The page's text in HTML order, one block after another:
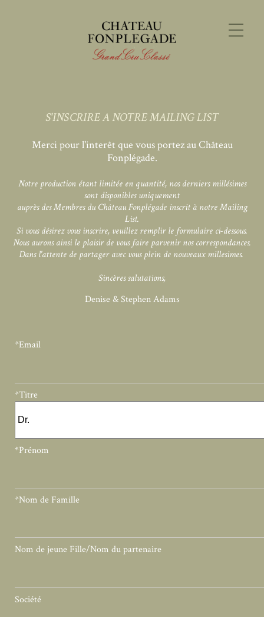
S'INSCRIRE A NOTRE MAILING LIST
Merci pour l'interêt que vous portez au Château
Fonplégade.
Notre production étant limitée en quantité, nos derniers millésimes
sont disponibles uniquement
auprès des Membres du Château Fonplégade inscrit à notre Mailing
List.
Si vous désirez vous inscrire, veuillez remplir le formulaire ci-dessous.
Nous aurons ainsi le plaisir de vous faire parvenir nos correspondances.
Dans l'attente de partager avec vous plein de nouveaux millesimes.
Sincères salutations,
Denise & Stephen Adams
*Email
*Titre
*Prénom
*Nom de Famille
Nom de jeune Fille/Nom du partenaire
Société